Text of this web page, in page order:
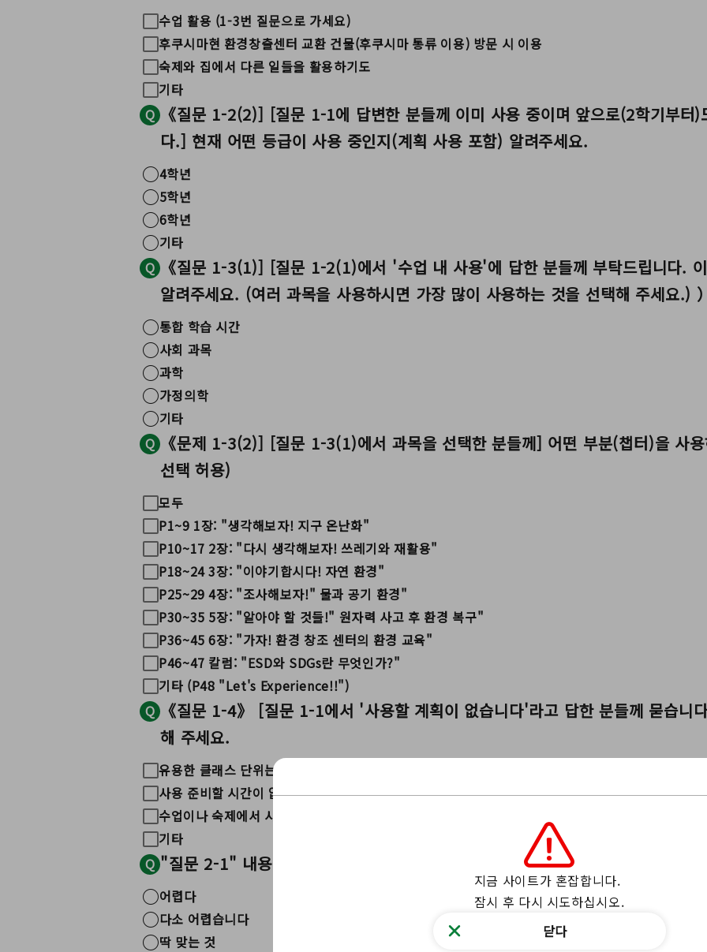
수업 활용 (1-3번 질문으로 가세요)
후쿠시마현 환경창출센터 교환 건물(후쿠시마 통류 이용) 방문 시 이용
숙제와 집에서 다른 일들을 활용하기도
기타
Q
《질문 1-2(2)] [질문 1-1에 답변한 분들께 이미 사용 중이며 앞으로(2학기부터
다.] 현재 어떤 등급이 사용 중인지(계획 사용 포함) 알려주세요.
4학년
5학년
6학년
기타
Q
《질문 1-3(1)] [질문 1-2(1)에서 '수업 내 사용'에 답한 분들께 부탁드립니다.
알려주세요. (여러 과목을 사용하시면 가장 많이 사용하는 것을 선택해 주세요.)
통합 학습 시간
사회 과목
과학
가정의학
기타
Q
《문제 1-3(2)] [질문 1-3(1)에서 과목을 선택한 분들께] 어떤 부분(챕터)을 사
선택 허용)
모두
P1~9 1장: "생각해보자! 지구 온난화"
P10~17 2장: "다시 생각해보자! 쓰레기와 재활용"
P18~24 3장: "이야기합시다! 자연 환경"
P25~29 4장: "조사해보자!" 물과 공기 환경"
P30~35 5장: "알아야 할 것들!" 원자력 사고 후 환경 복구"
P36~45 6장: "가자! 환경 창조 센터의 환경 교육"
P46~47 칼럼: "ESD와 SDGs란 무엇인가?"
기타 (P48 "Let's Experience!!")
Q
《질문 1-4》 [질문 1-1에서 '사용할 계획이 없습니다'라고 답한 분들께 묻습니
해 주세요.
유용한 클래스 단위는 없습니다
사용 준비할 시간이 없어
수업이나 숙제에서 사용할 수 있는 콘텐츠는 없습니다.
기타
Q "질문 2-1" 내용의 난이도를 알려주세요.
어렵다
다소 어렵습니다
딱 맞는 것
지금 사이트가 혼잡합니다.
잠시 후 다시 시도하십시오.
닫다